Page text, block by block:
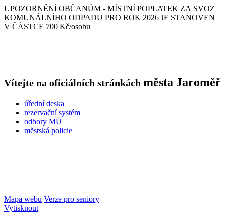
UPOZORNĚNÍ OBČANŮM - MÍSTNÍ POPLATEK ZA SVOZ
KOMUNÁLNÍHO ODPADU PRO ROK 2026 JE STANOVEN
V ČÁSTCE 700 Kč/osobu
Vítejte na oficiálních stránkách města Jaroměř
úřední deska
rezervační systém
odbory MÚ
městská policie
Mapa webu Verze pro seniory
Vytisknout